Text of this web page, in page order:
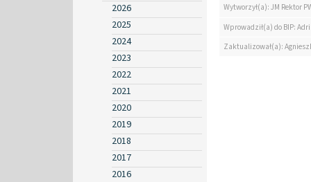
2026
2025
2024
2023
2022
2021
2020
2019
2018
2017
2016
Wytworzył(a): JM Rektor
Wprowadził(a) do BIP:
Zaktualizował(a):